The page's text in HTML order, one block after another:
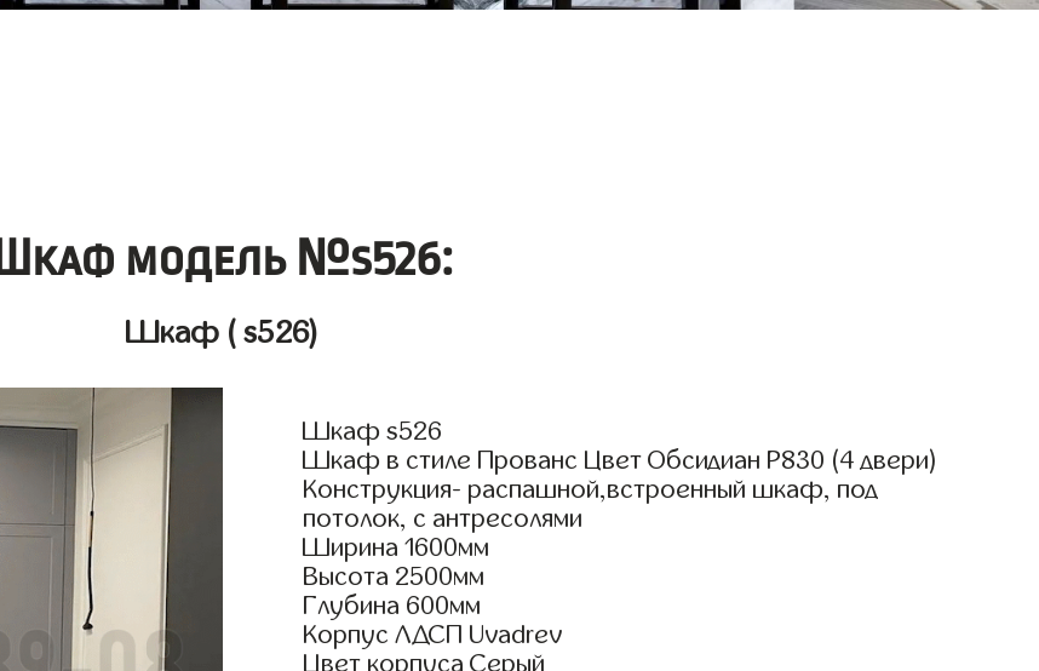
Шкаф модель №s526:
Шкаф ( s526)
Шкаф s526
Шкаф в стиле Прованс Цвет Обсидиан Р830 (4 двери)
Конструкция- распашной,встроенный шкаф, под
потолок, с антресолями
Ширина 1600мм
Высота 2500мм
Глубина 600мм
Корпус ЛДСП Uvadrev
Цвет корпуса Серый